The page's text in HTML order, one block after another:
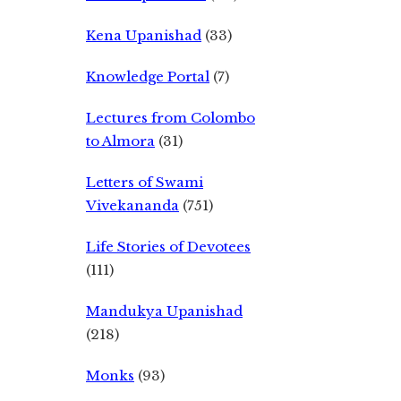
Kena Upanishad (33)
Knowledge Portal (7)
Lectures from Colombo
to Almora (31)
Letters of Swami
Vivekananda (751)
Life Stories of Devotees
(111)
Mandukya Upanishad
(218)
Monks (93)